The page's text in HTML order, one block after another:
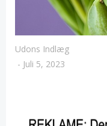
Udons Indlæg
- Juli 5, 2023